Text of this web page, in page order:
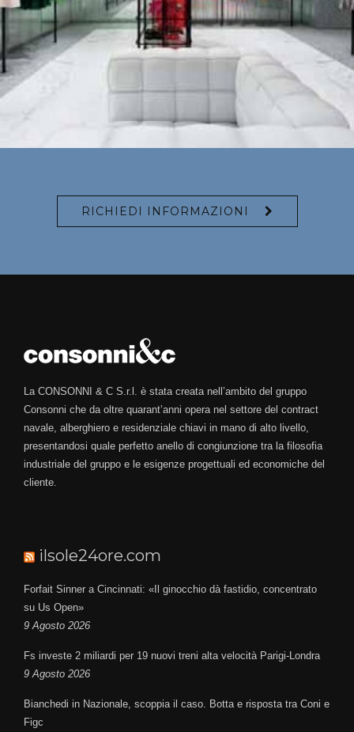
RICHIEDI INFORMAZIONI
La CONSONNI & C S.r.l. è stata creata nell’ambito del gruppo
Consonni che da oltre quarant’anni opera nel settore del contract
navale, alberghiero e residenziale chiavi in mano di alto livello,
presentandosi quale perfetto anello di congiunzione tra la filosofia
industriale del gruppo e le esigenze progettuali ed economiche del
cliente.
ilsole24ore.com
Forfait Sinner a Cincinnati: «Il ginocchio dà fastidio, concentrato
su Us Open»
9 Agosto 2026
Fs investe 2 miliardi per 19 nuovi treni alta velocità Parigi-Londra
9 Agosto 2026
Bianchedi in Nazionale, scoppia il caso. Botta e risposta tra Coni e
Figc